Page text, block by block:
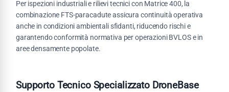
Per ispezioni industriali e rilievi tecnici con Matrice 400, la
combinazione FTS-paracadute assicura continuità operativa
anche in condizioni ambientali sfidanti, riducendo rischi e
garantendo conformità normativa per operazioni BVLOS e in
aree densamente popolate.
Supporto Tecnico Specializzato DroneBase